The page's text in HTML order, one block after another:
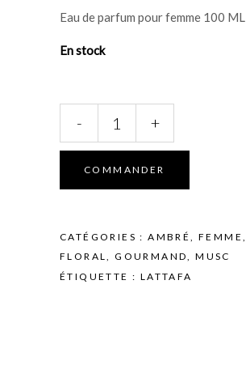
Eau de parfum pour femme 100 ML
En stock
100
quantity
- +
COMMANDER
CATÉGORIES :AMBRÉ,FEMME,
FLORAL,GOURMAND,MUSC
ÉTIQUETTE : LATTAFA